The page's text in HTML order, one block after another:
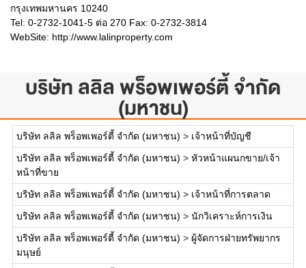
กรุงเทพมหานคร 10240
Tel: 0-2732-1041-5 ต่อ 270 Fax: 0-2732-3814
WebSite: http://www.lalinproperty.com
บริษัท ลลิล พร็อพเพอร์ตี้ จำกัด
(มหาชน)
บริษัท ลลิล พร็อพเพอร์ตี้ จำกัด (มหาชน) > เจ้าหน้าที่บัญชี
บริษัท ลลิล พร็อพเพอร์ตี้ จำกัด (มหาชน) > หัวหน้าแผนกขาย/เจ้า
หน้าที่ขาย
บริษัท ลลิล พร็อพเพอร์ตี้ จำกัด (มหาชน) > เจ้าหน้าที่การตลาด
บริษัท ลลิล พร็อพเพอร์ตี้ จำกัด (มหาชน) > นักวิเคราะห์การเงิน
บริษัท ลลิล พร็อพเพอร์ตี้ จำกัด (มหาชน) > ผู้จัดการฝ่ายทรัพยากร
มนุษย์